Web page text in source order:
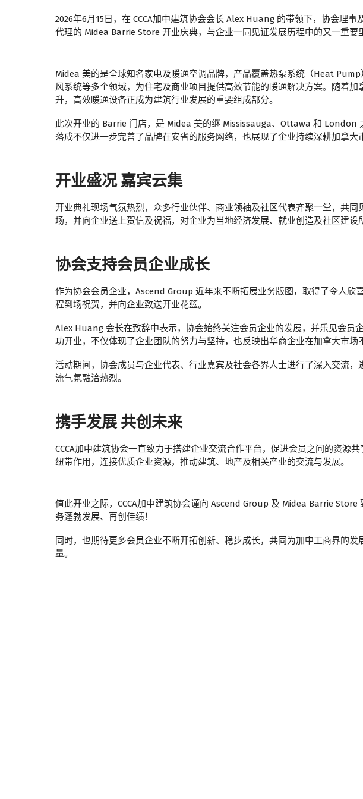
2026年6月15日，在 CCCA加中建筑协会会长 Alex Huang 的带领下，协会理
代理的 Midea Barrie Store 开业庆典，与企业一同见证发展历程中的又一重要
Midea 美的是全球知名家电及暖通空调品牌，产品覆盖热泵系统（Heat
风系统等多个领域，为住宅及商业项目提供高效节能的暖通解决方案。随着
升，高效暖通设备正成为建筑行业发展的重要组成部分。
此次开业的 Barrie 门店，是 Midea 美的继 Mississauga、Ottawa 和 London
落成不仅进一步完善了品牌在安省的服务网络，也展现了企业持续深耕加拿大
开业盛况 嘉宾云集
开业典礼现场气氛热烈，众多行业伙伴、商业领袖及社区代表齐聚一堂，共
场，并向企业送上贺信及祝福，对企业为当地经济发展、就业创造及社区建设
协会支持会员企业成长
作为协会会员企业，Ascend Group 近年来不断拓展业务版图，取得了令人欣
程到场祝贺，并向企业致送开业花篮。
Alex Huang 会长在致辞中表示，协会始终关注会员企业的发展，并乐见会员
功开业，不仅体现了企业团队的努力与坚持，也反映出华商企业在加拿大市场
活动期间，协会成员与企业代表、行业嘉宾及社会各界人士进行了深入交流
流气氛融洽热烈。
携手发展 共创未来
CCCA加中建筑协会一直致力于搭建企业交流合作平台，促进会员之间的资源
纽带作用，连接优质企业资源，推动建筑、地产及相关产业的交流与发展。
值此开业之际，CCCA加中建筑协会谨向 Ascend Group 及 Midea Barrie
务蓬勃发展、再创佳绩！
同时，也期待更多会员企业不断开拓创新、稳步成长，共同为加中工商界的
量。